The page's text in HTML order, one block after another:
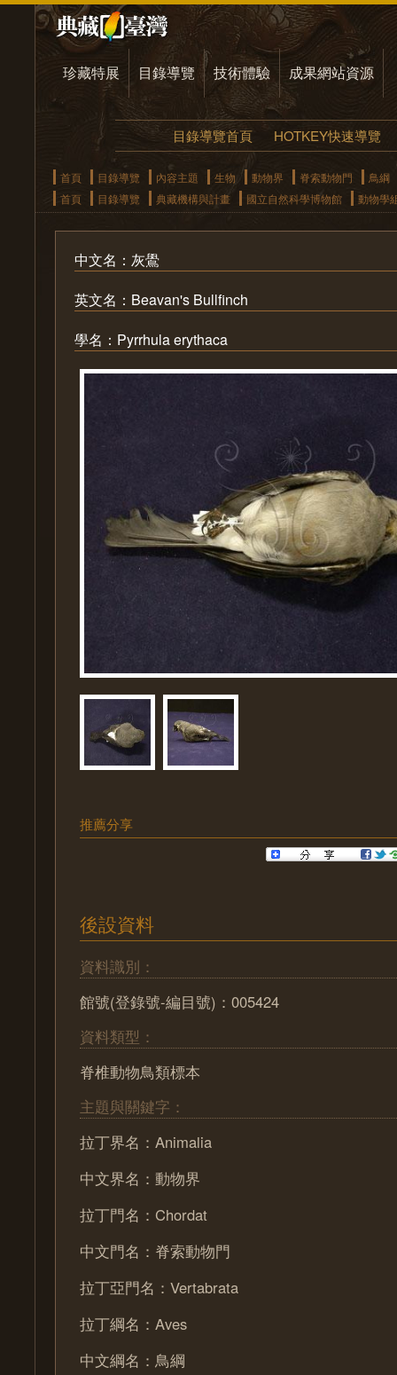
珍藏特展 目錄導覽 技術體驗 成果網站資源
目錄導覽首頁 HOTKEY快速導覽
首頁 目錄導覽 內容主題 生物 動物界 脊索動物門
鳥綱
首頁
目錄導覽 典藏機構與計畫 國立自然科學博物館 動物學
中文名：灰鷽
英文名：Beavan's Bullfinch
學名：Pyrrhula erythaca
推薦分享
後設資料
資料識別：
館號(登錄號-編目號)：005424
資料類型：
脊椎動物鳥類標本
主題與關鍵字：
拉丁界名：Animalia
中文界名：動物界
拉丁門名：Chordat
中文門名：脊索動物門
拉丁亞門名：Vertabrata
拉丁綱名：Aves
中文綱名：鳥綱